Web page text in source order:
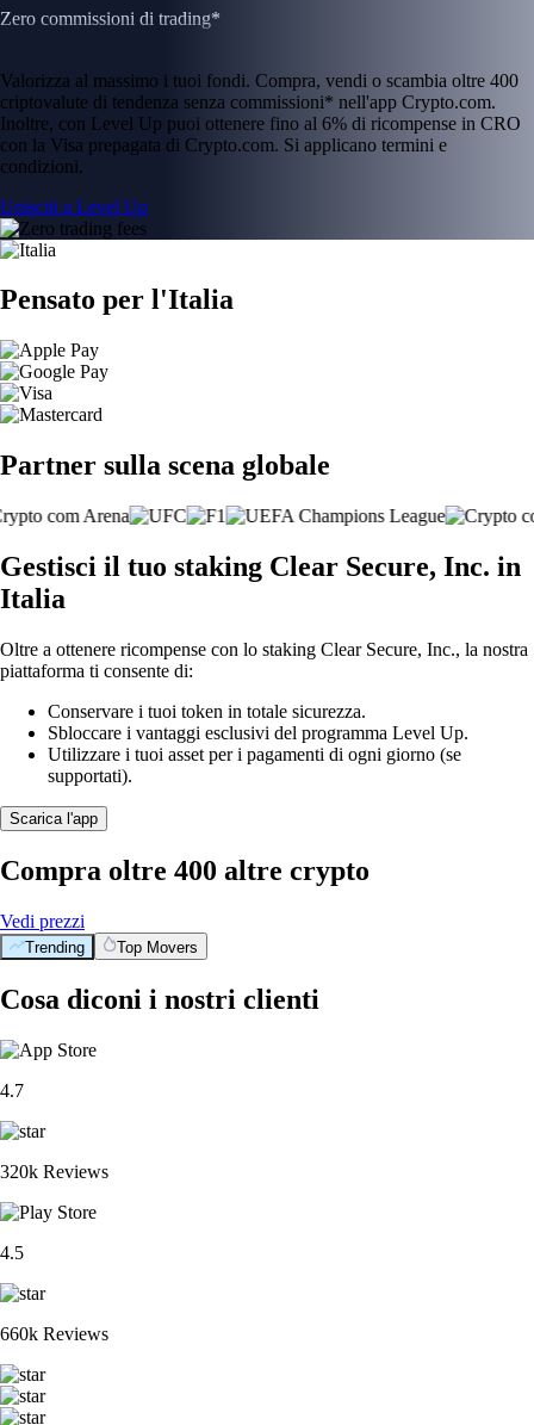
Zero commissioni di trading*
Valorizza al massimo i tuoi fondi. Compra, vendi o scambia oltre 400
criptovalute di tendenza senza commissioni* nell'app Crypto.com.
Inoltre, con Level Up puoi ottenere fino al 6% di ricompense in CRO
con la Visa prepagata di Crypto.com. Si applicano termini e
condizioni.
Unisciti a Level Up
Pensato per l'Italia
Partner sulla scena globale
Gestisci il tuo staking Clear Secure, Inc. in
Italia
Oltre a ottenere ricompense con lo staking Clear Secure, Inc., la nostra
piattaforma ti consente di:
Conservare i tuoi token in totale sicurezza.
Sbloccare i vantaggi esclusivi del programma Level Up.
Utilizzare i tuoi asset per i pagamenti di ogni giorno (se
supportati).
Scarica l'app
Compra oltre 400 altre crypto
Vedi prezzi
Trending Top Movers
Cosa diconi i nostri clienti
4.7
320k Reviews
4.5
660k Reviews